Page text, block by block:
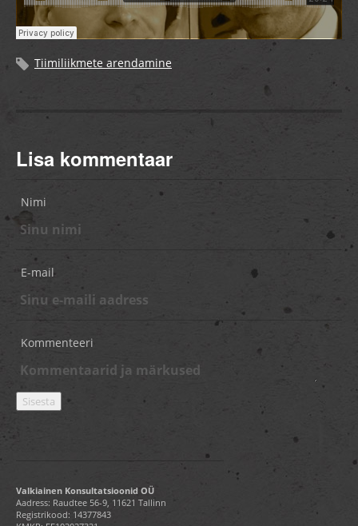
Tiimiliikmete arendamine
Lisa kommentaar
Nimi
E-mail
Kommenteeri
Valkiainen Konsultatsioonid OÜ
Aadress: Raudtee 56-9, 11621 Tallinn
Registrikood: 14377843